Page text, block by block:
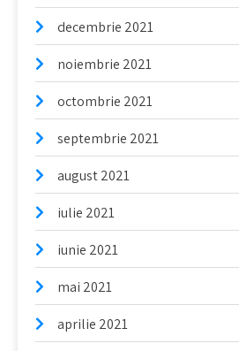
decembrie 2021
noiembrie 2021
octombrie 2021
septembrie 2021
august 2021
iulie 2021
iunie 2021
mai 2021
aprilie 2021